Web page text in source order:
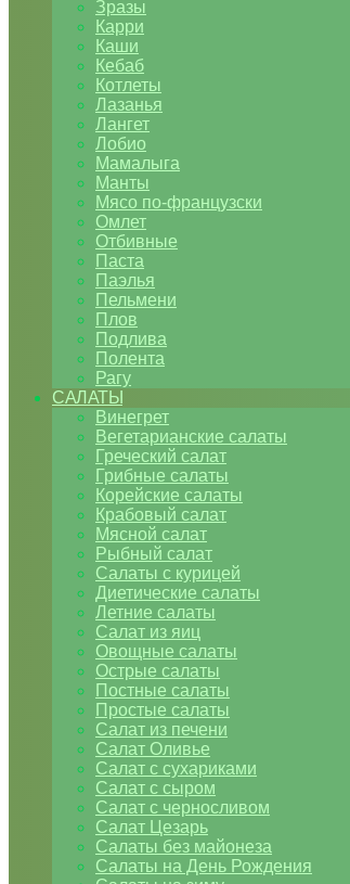
Зразы
Карри
Каши
Кебаб
Котлеты
Лазанья
Лангет
Лобио
Мамалыга
Манты
Мясо по-французски
Омлет
Отбивные
Паста
Паэлья
Пельмени
Плов
Подлива
Полента
Рагу
САЛАТЫ
Винегрет
Вегетарианские салаты
Греческий салат
Грибные салаты
Корейские салаты
Крабовый салат
Мясной салат
Рыбный салат
Салаты с курицей
Диетические салаты
Летние салаты
Салат из яиц
Овощные салаты
Острые салаты
Постные салаты
Простые салаты
Салат из печени
Салат Оливье
Салат с сухариками
Салат с сыром
Салат с черносливом
Салат Цезарь
Салаты без майонеза
Салаты на День Рождения